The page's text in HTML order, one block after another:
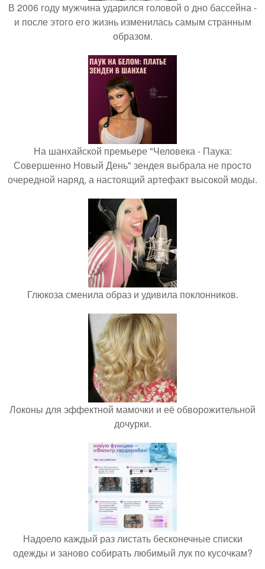
В 2006 году мужчина ударился головой о дно бассейна -
и после этого его жизнь изменилась самым странным
образом.
На шанхайской премьере "Человека - Паука:
Совершенно Новый День" зендея выбрала не просто
очередной наряд, а настоящий артефакт высокой моды.
Глюкоза сменила образ и удивила поклонников.
Локоны для эффектной мамочки и её обворожительной
дочурки.
Надоело каждый раз листать бесконечные списки
одежды и заново собирать любимый лук по кусочкам?